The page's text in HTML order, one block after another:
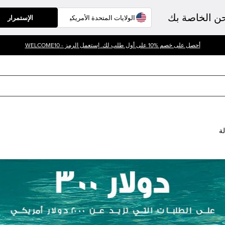
الخاصة بك الإستمرار
أحصل على خصم %10 على أول طلب لك. إستعمل الرمز - WELCOME10